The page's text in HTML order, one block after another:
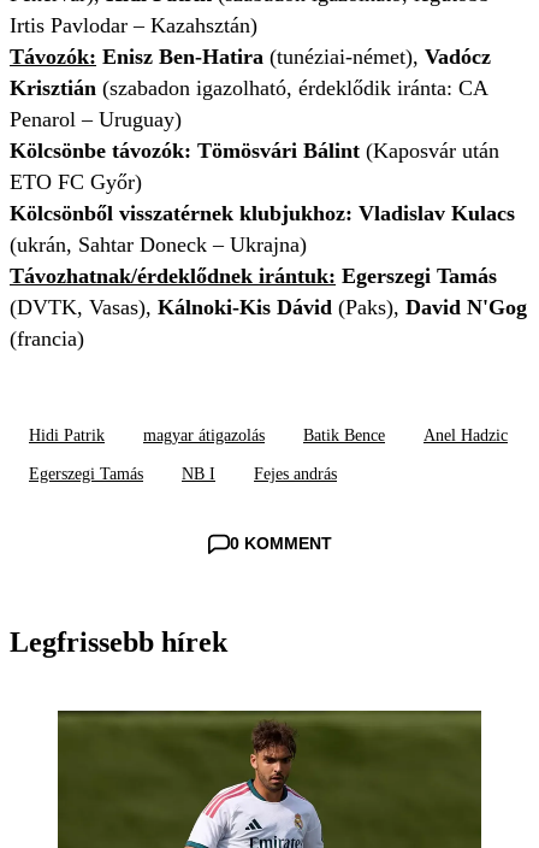
Irtis Pavlodar – Kazahsztán)
Távozók: Enisz Ben-Hatira (tunéziai-német), Vadócz
Krisztián (szabadon igazolható, érdeklődik iránta: CA
Penarol – Uruguay)
Kölcsönbe távozók: Tömösvári Bálint (Kaposvár után
ETO FC Győr)
Kölcsönből visszatérnek klubjukhoz: Vladislav Kulacs
(ukrán, Sahtar Doneck – Ukrajna)
Távozhatnak/érdeklődnek irántuk: Egerszegi Tamás
(DVTK, Vasas), Kálnoki-Kis Dávid (Paks), David N'Gog
(francia)
Hidi Patrik magyar átigazolás Batik Bence Anel Hadzic
Egerszegi Tamás NB I Fejes andrás
0 KOMMENT
Legfrissebb hírek